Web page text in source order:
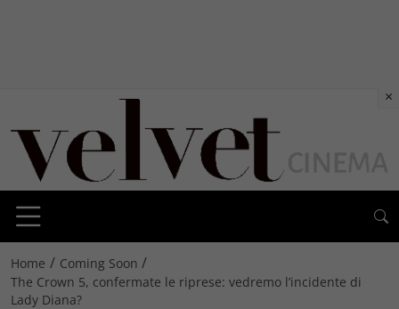
Home / Coming Soon /
The Crown 5, confermate le riprese: vedremo l’incidente di
Lady Diana?
×